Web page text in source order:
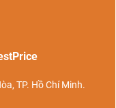
TP. Hồ Chí Minh.